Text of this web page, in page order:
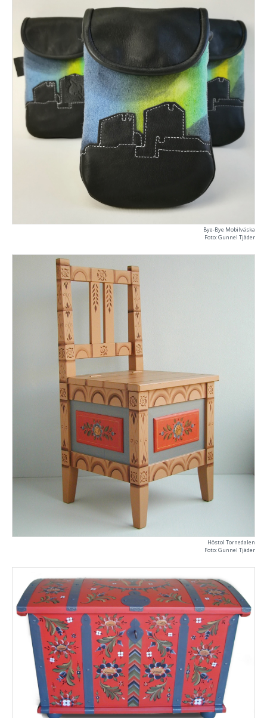
Bye-Bye Mobilväska
Foto: Gunnel Tjäder
Höstol Tornedalen
Foto: Gunnel Tjäder